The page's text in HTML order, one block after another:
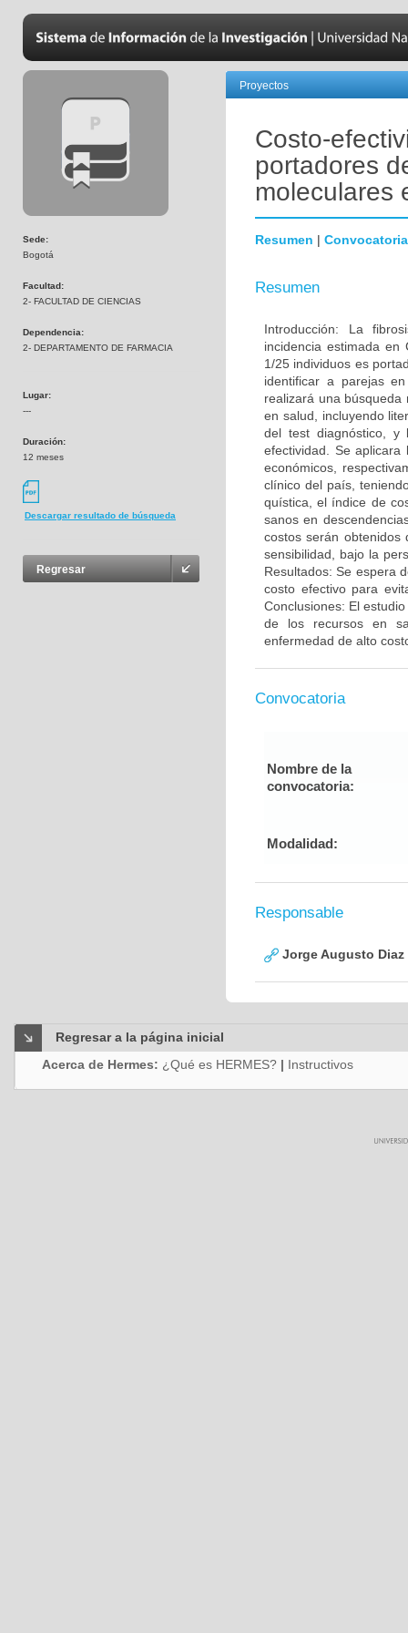
Sede:
Bogotá
Facultad:
2- FACULTAD DE CIENCIAS
Dependencia:
2- DEPARTAMENTO DE FARMACIA
Lugar:
---
Duración:
12 meses
Descargar resultado de búsqueda
Regresar
Proyectos
Costo-
portadores
moleculares
Resumen | Convocatoria
Resumen
Introducción: La
incidencia estimada
1/25 individuos es
identificar a parejas
realizará una búsqueda
en salud, incluyendo
del test diagnóstico, y
efectividad. Se aplicara
económicos,
clínico del país,
quística, el índice de
sanos en
costos serán obtenidos
sensibilidad, bajo la
Resultados: Se espera
costo efectivo para
Conclusiones: El
de los recursos en
enfermedad de alto
Convocatoria
Nombre de la
convocatoria:
Modalidad:
Responsable
Jorge Augusto Diaz
Regresar a la página inicial
Acerca de Hermes: ¿Qué es HERMES? | Instructivos